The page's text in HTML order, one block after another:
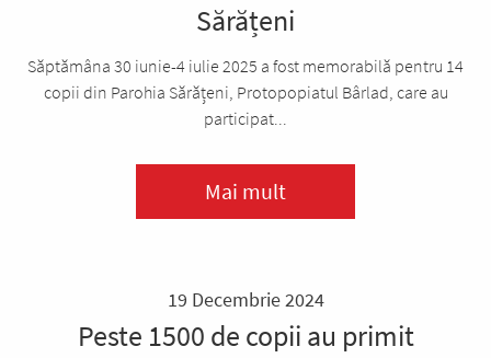
Sărățeni
Săptămâna 30 iunie-4 iulie 2025 a fost memorabilă pentru 14
copii din Parohia Sărățeni, Protopopiatul Bârlad, care au
participat...
Mai mult
19 Decembrie 2024
Peste 1500 de copii au primit